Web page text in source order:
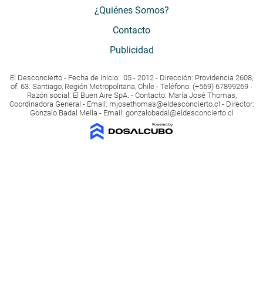
¿Quiénes Somos?
Contacto
Publicidad
El Desconcierto - Fecha de Inicio: 05 - 2012 - Dirección: Providencia 2608,
of. 63. Santiago, Región Metropolitana, Chile - Teléfono: (+569) 67899269 -
Razón social: El Buen Aire SpA. - Contacto: María José Thomas,
Coordinadora General - Email: mjosethomas@eldesconcierto.cl - Director:
Gonzalo Badal Mella - Email: gonzalobadal@eldesconcierto.cl